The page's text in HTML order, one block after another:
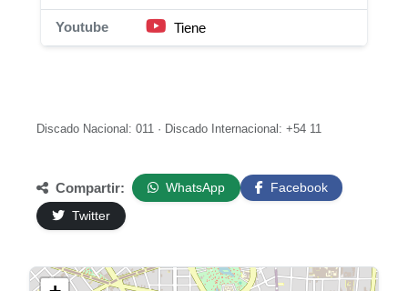
Youtube Tiene
Discado Nacional: 011 · Discado Internacional: +54 11
Compartir: WhatsApp
Facebook
Twitter